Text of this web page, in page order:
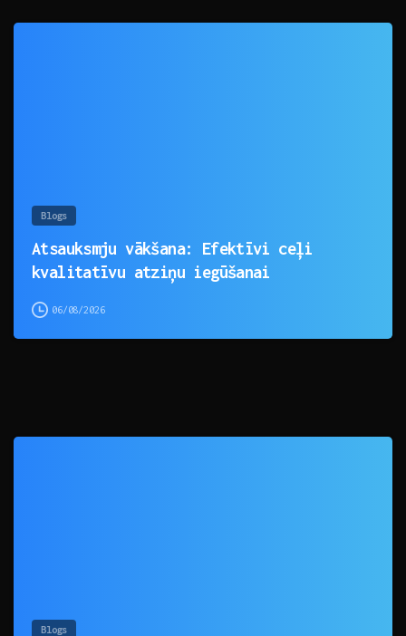
Blogs
Atsauksmju vākšana: Efektīvi ceļi
kvalitatīvu atziņu iegūšanai
06/08/2026
Blogs